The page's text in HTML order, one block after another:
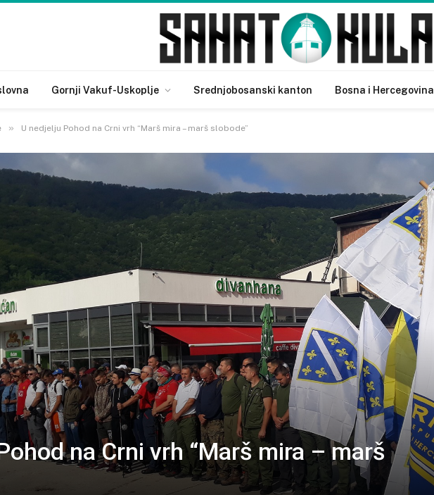
Gornji Vakuf-Uskoplje Srednjobosanski kanton Bosna i Hercegovina
» U nedjelju Pohod na Crni vrh “Marš mira – marš slobode”
na Crni vrh “Marš mira – marš